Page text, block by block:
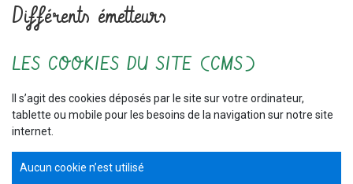
Différents émetteurs
LES COOKIES DU SITE (CMS)
Il s’agit des cookies déposés par le site sur votre ordinateur,
tablette ou mobile pour les besoins de la navigation sur notre site
internet.
Aucun cookie n’est utilisé